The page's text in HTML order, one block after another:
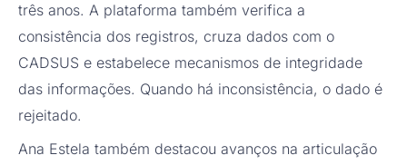
três anos. A plataforma também verifica a
consistência dos registros, cruza dados com o
CADSUS e estabelece mecanismos de integridade
das informações. Quando há inconsistência, o dado é
rejeitado.
Ana Estela também destacou avanços na articulação